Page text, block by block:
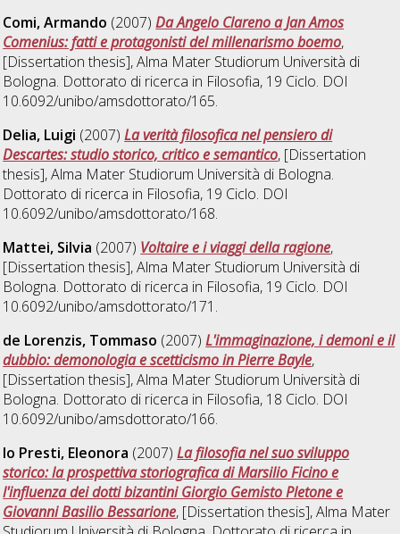
Comi, Armando (2007)Da Angelo Clareno a Jan Amos
Comenius: fatti e protagonisti del millenarismo boemo,
[Dissertation thesis], Alma Mater Studiorum Università di
Bologna. Dottorato di ricerca in Filosofia, 19 Ciclo. DOI
10.6092/unibo/amsdottorato/165.
Delia, Luigi (2007)La verità filosofica nel pensiero di
Descartes: studio storico, critico e semantico, [Dissertation
thesis], Alma Mater Studiorum Università di Bologna.
Dottorato di ricerca in Filosofia, 19 Ciclo. DOI
10.6092/unibo/amsdottorato/168.
Mattei, Silvia (2007) Voltaire e i viaggi della ragione,
[Dissertation thesis], Alma Mater Studiorum Università di
Bologna. Dottorato di ricerca in Filosofia, 19 Ciclo. DOI
10.6092/unibo/amsdottorato/171.
de Lorenzis, Tommaso (2007)L'immaginazione, i demoni e il
dubbio: demonologia e scetticismo in Pierre Bayle,
[Dissertation thesis], Alma Mater Studiorum Università di
Bologna. Dottorato di ricerca in Filosofia, 18 Ciclo. DOI
10.6092/unibo/amsdottorato/166.
lo Presti, Eleonora (2007)La filosofia nel suo sviluppo
storico: la prospettiva storiografica di Marsilio Ficino e
l'influenza dei dotti bizantini Giorgio Gemisto Pletone e
Giovanni Basilio Bessarione, [Dissertation thesis], Alma Mater